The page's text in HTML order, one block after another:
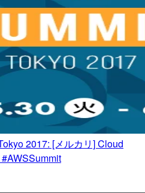
2017: [メルカリ] Cloud